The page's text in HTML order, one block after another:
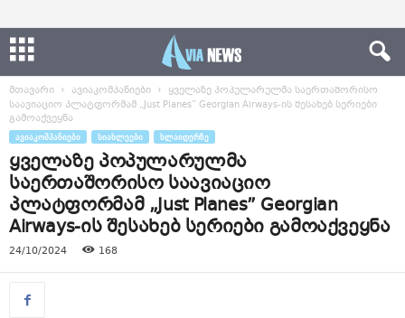
მთავარი ავიაკომპანიები
ყველაზე პოპულარულმა საერთაშორისო
საავიაციო პლატფორმამ „Just Planes” Georgian Airways-ის შესახებ სერიები
გამოაქვეყნა
ᲐᲕᲘᲐᲙᲝᲛᲞᲐᲜᲘᲔᲑᲘ ᲡᲘᲐᲮᲚᲔᲔᲑᲘ ᲡᲚᲐᲘᲓᲔᲠᲖᲔ
ყველაზე პოპულარულმა
საერთაშორისო საავიაციო
პლატფორმამ „Just Planes” Georgian
Airways-ის შესახებ სერიები გამოაქვეყნა
24/10/2024 168